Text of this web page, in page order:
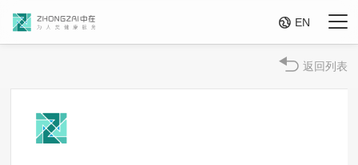
 EN
返回列表